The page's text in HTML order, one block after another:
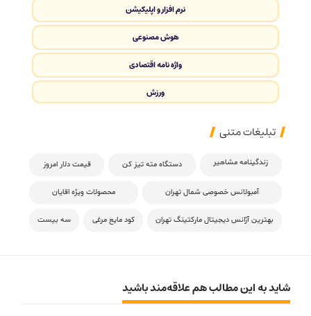
نرم افزار و اپلیکیشن
هوش مصنوعی
واژه نامه اقتصادی
ورزش
تبلیغات متنی
زندگینامه مشاهیر دستگاه مته تیز کن قیمت دلار امروز
آمبولانس خصوصی شمال تهران محصولات ویژه اقایان
بهترین آژانس دیجیتال مارکتینگ تهران کود مایع مرغی سه بیست
شاید به این مطالب هم علاقه‌مند باشید